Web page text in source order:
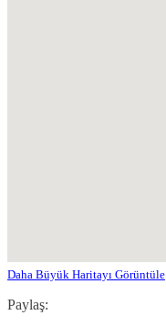
Daha Büyük Haritayı Görüntüle
Paylaş: